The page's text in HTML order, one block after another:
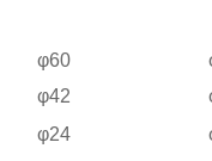
φ60
φ42
φ24